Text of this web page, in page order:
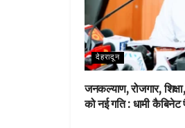
देहरादून
जनकल्याण, रोजगार,
को नई गति : धामी